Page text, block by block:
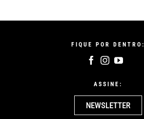
FIQUE POR DENTRO:
ASSINE:
NEWSLETTER